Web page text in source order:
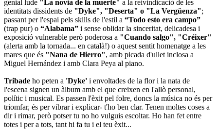
genial lude "La novia de la muerte" a la reivindicació de les
identitats dissidents de "Dyke", "Deserta" o "La Vergüenza";
passant per l'espai pels skills de l'estil a “Todo esto era campo”
(trap pur) o “Alabama” i sense oblidar la sinceritat, delicadesa i
exposició vulnerable però poderosa a "Cuando salgo", "Créixer"
(alerta amb la tornada... en català!) o aquest sentit homenatge a les
mares que és "Nana de Hierro", amb picada d'ullet inclosa a
Miguel Hernández i amb Clara Peya al piano.
Tribade ho peten a 'Dyke' i envoltades de la flor i la nata de
l'escena signen un àlbum amb el que creixen en l'allò personal,
polític i musical. Es passen l'èxit pel folre, doncs la música no és per
triomfar, és per vibrar i explicar- t'ho ben clar. Tenen moltes coses a
dir i rimar, però potser tu no ho vulguis escoltar. Ho han fet entre
totes i per a tots, tant hi fa tu i el teu èxit...